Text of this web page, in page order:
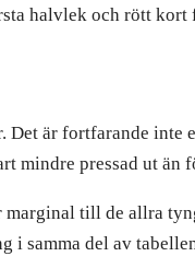
halvlek och rött kort
är fortfarande
mindre pressad ut än
till de allra
i samma del av